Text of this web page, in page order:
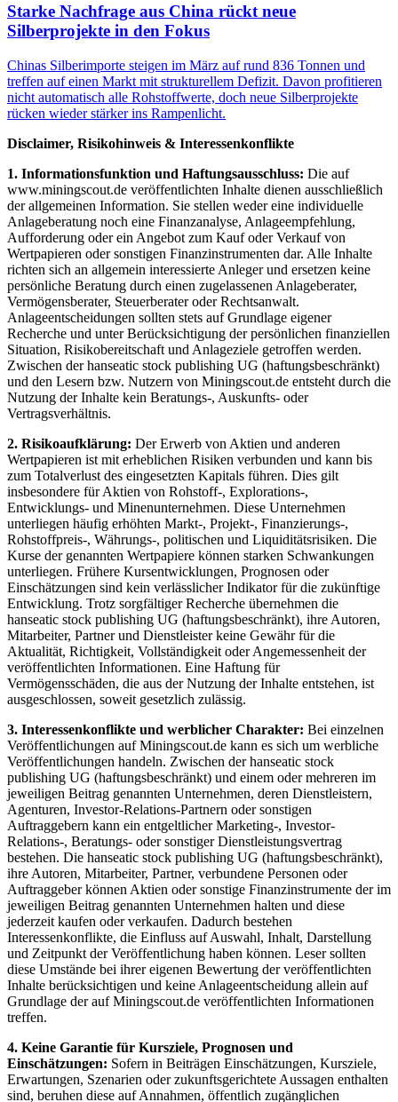
Starke Nachfrage aus China rückt neue
Silberprojekte in den Fokus
Chinas Silberimporte steigen im März auf rund 836 Tonnen und
treffen auf einen Markt mit strukturellem Defizit. Davon profitieren
nicht automatisch alle Rohstoffwerte, doch neue Silberprojekte
rücken wieder stärker ins Rampenlicht.
Disclaimer, Risikohinweis & Interessenkonflikte
1. Informationsfunktion und Haftungsausschluss: Die auf
www.miningscout.de veröffentlichten Inhalte dienen ausschließlich
der allgemeinen Information. Sie stellen weder eine individuelle
Anlageberatung noch eine Finanzanalyse, Anlageempfehlung,
Aufforderung oder ein Angebot zum Kauf oder Verkauf von
Wertpapieren oder sonstigen Finanzinstrumenten dar. Alle Inhalte
richten sich an allgemein interessierte Anleger und ersetzen keine
persönliche Beratung durch einen zugelassenen Anlageberater,
Vermögensberater, Steuerberater oder Rechtsanwalt.
Anlageentscheidungen sollten stets auf Grundlage eigener
Recherche und unter Berücksichtigung der persönlichen finanziellen
Situation, Risikobereitschaft und Anlageziele getroffen werden.
Zwischen der hanseatic stock publishing UG (haftungsbeschränkt)
und den Lesern bzw. Nutzern von Miningscout.de entsteht durch die
Nutzung der Inhalte kein Beratungs-, Auskunfts- oder
Vertragsverhältnis.
2. Risikoaufklärung: Der Erwerb von Aktien und anderen
Wertpapieren ist mit erheblichen Risiken verbunden und kann bis
zum Totalverlust des eingesetzten Kapitals führen. Dies gilt
insbesondere für Aktien von Rohstoff-, Explorations-,
Entwicklungs- und Minenunternehmen. Diese Unternehmen
unterliegen häufig erhöhten Markt-, Projekt-, Finanzierungs-,
Rohstoffpreis-, Währungs-, politischen und Liquiditätsrisiken. Die
Kurse der genannten Wertpapiere können starken Schwankungen
unterliegen. Frühere Kursentwicklungen, Prognosen oder
Einschätzungen sind kein verlässlicher Indikator für die zukünftige
Entwicklung. Trotz sorgfältiger Recherche übernehmen die
hanseatic stock publishing UG (haftungsbeschränkt), ihre Autoren,
Mitarbeiter, Partner und Dienstleister keine Gewähr für die
Aktualität, Richtigkeit, Vollständigkeit oder Angemessenheit der
veröffentlichten Informationen. Eine Haftung für
Vermögensschäden, die aus der Nutzung der Inhalte entstehen, ist
ausgeschlossen, soweit gesetzlich zulässig.
3. Interessenkonflikte und werblicher Charakter: Bei einzelnen
Veröffentlichungen auf Miningscout.de kann es sich um werbliche
Veröffentlichungen handeln. Zwischen der hanseatic stock
publishing UG (haftungsbeschränkt) und einem oder mehreren im
jeweiligen Beitrag genannten Unternehmen, deren Dienstleistern,
Agenturen, Investor-Relations-Partnern oder sonstigen
Auftraggebern kann ein entgeltlicher Marketing-, Investor-
Relations-, Beratungs- oder sonstiger Dienstleistungsvertrag
bestehen. Die hanseatic stock publishing UG (haftungsbeschränkt),
ihre Autoren, Mitarbeiter, Partner, verbundene Personen oder
Auftraggeber können Aktien oder sonstige Finanzinstrumente der im
jeweiligen Beitrag genannten Unternehmen halten und diese
jederzeit kaufen oder verkaufen. Dadurch bestehen
Interessenkonflikte, die Einfluss auf Auswahl, Inhalt, Darstellung
und Zeitpunkt der Veröffentlichung haben können. Leser sollten
diese Umstände bei ihrer eigenen Bewertung der veröffentlichten
Inhalte berücksichtigen und keine Anlageentscheidung allein auf
Grundlage der auf Miningscout.de veröffentlichten Informationen
treffen.
4. Keine Garantie für Kursziele, Prognosen und
Einschätzungen: Sofern in Beiträgen Einschätzungen, Kursziele,
Erwartungen, Szenarien oder zukunftsgerichtete Aussagen enthalten
sind, beruhen diese auf Annahmen, öffentlich zugänglichen